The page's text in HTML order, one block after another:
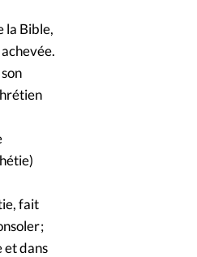
d'adresse
la Bible,
fait
;
et dans